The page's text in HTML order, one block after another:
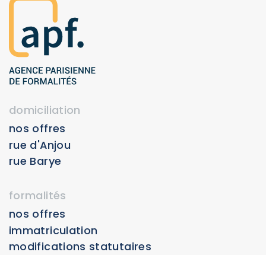
domiciliation
nos offres
rue d'Anjou
rue Barye
formalités
nos offres
Immatriculation
Modifications statutaires